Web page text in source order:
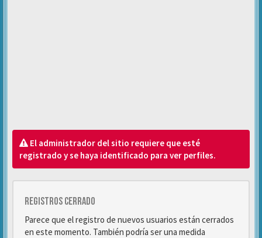
El administrador del sitio requiere que esté
registrado y se haya identificado para ver perfiles.
Registros cerrado
Parece que el registro de nuevos usuarios están cerrados
en este momento. También podría ser una medida